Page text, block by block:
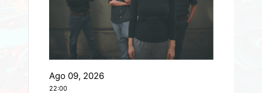
Ago 09, 2026
22:00